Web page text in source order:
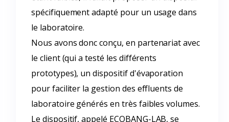
spécifiquement adapté pour un usage dans
le laboratoire.
Nous avons donc conçu, en partenariat avec
le client (qui a testé les différents
prototypes), un dispositif d'évaporation
pour faciliter la gestion des effluents de
laboratoire générés en très faibles volumes.
Le dispositif, appelé ECOBANG-LAB, se